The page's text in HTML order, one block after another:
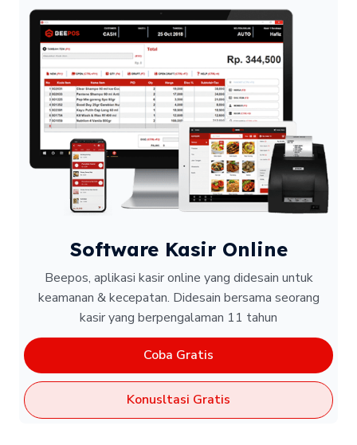
Software Kasir Online
Beepos, aplikasi kasir online yang didesain untuk
keamanan & kecepatan. Didesain bersama seorang
kasir yang berpengalaman 11 tahun
Coba Gratis
Konusltasi Gratis